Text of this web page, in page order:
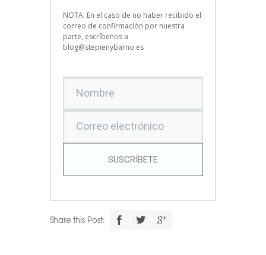
NOTA: En el caso de no haber recibido el
correo de confirmación por nuestra
parte, escríbenos a
blog@stepienybarno.es
SUSCRÍBETE
Share this Post: